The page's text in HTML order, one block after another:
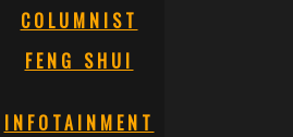
COLUMNIST
FENG SHUI
INFOTAINMENT